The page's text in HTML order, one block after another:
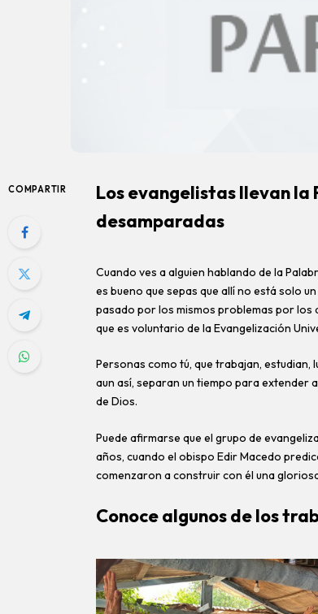
COMPARTIR
Los evangelistas llevan la
desamparadas
Cuando ves a alguien hablando de la
es bueno que sepas que allí no está solo
pasado por los mismos problemas por los
que es voluntario de la Evangelización
Personas como tú, que trabajan, estudian,
aun así, separan un tiempo para extender
de Dios.
Puede afirmarse que el grupo de
años, cuando el obispo Edir Macedo
comenzaron a construir con él una
Conoce algunos de los